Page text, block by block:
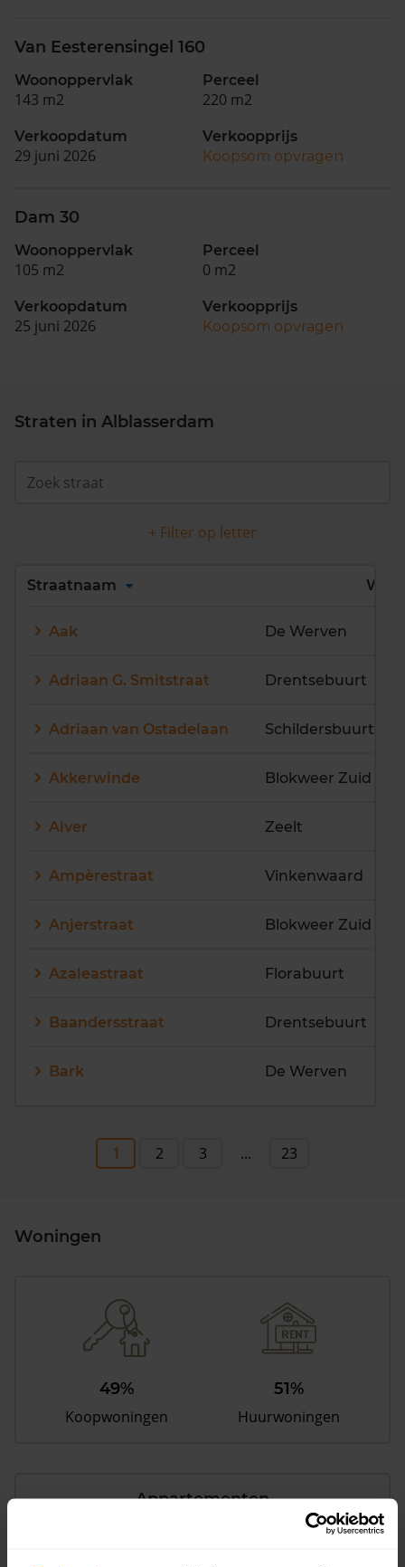
Van Eesterensingel 160
Woonoppervlak
143 m2
Perceel
220 m2
Verkoopdatum
29 juni 2026
Verkoopprijs
Koopsom opvragen
Dam 30
Woonoppervlak
105 m2
Perceel
0 m2
Verkoopdatum
25 juni 2026
Verkoopprijs
Koopsom opvragen
Straten in Alblasserdam
+ Filter op letter
Alles
Q
R S U
V
Straatnaam Wijk
Aak De Werven
Adriaan G. Smitstraat Drentsebuurt
Adriaan van Ostadelaan Schildersbuurt
Akkerwinde Blokweer Zuid
Alver Zeelt
Ampèrestraat Vinkenwaard
Anjerstraat Blokweer Zuid
Azaleastraat Florabuurt
Baandersstraat Drentsebuurt
Bark De Werven
1 2 3 ... 23
Woningen
49%
Koopwoningen
51%
Huurwoningen
Appartementen
aandeel van totale woningen